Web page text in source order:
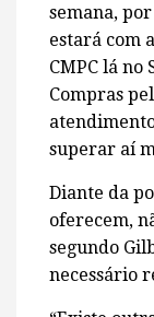
semana,
estará com
CMPC lá no
Compras
superar aí
Diante da
oferecem,
segundo
necessário